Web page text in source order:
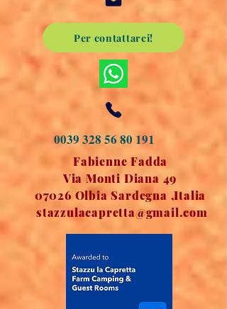
Per contattarci!
0039 328 56 80 191
Fabienne Fadda
Via Monti Diana 49
07026 Olbia Sardegna ,Italia
stazzulacapretta@gmail.com